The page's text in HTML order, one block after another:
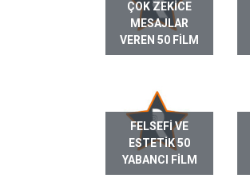
ÇOK ZEKICE
MESAJLAR
VEREN 50 FILM
FELSEFI VE
ESTETIK 50
YABANCI FILM